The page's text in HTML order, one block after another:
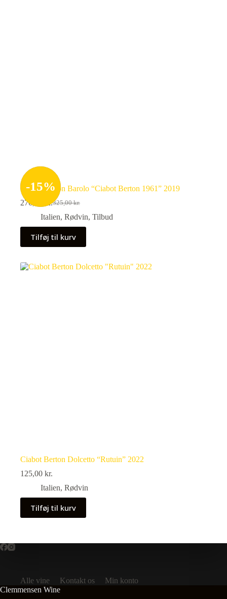
-15%
Ciabot Berton Barolo “Ciabot Berton 1961” 2019
325,00kr.
Den
oprindelige
pris
var:
276,25 kr.
Den
aktuelle
pris
er:
Italien, Rødvin, Tilbud
Tilføj til kurv
Ciabot Berton Dolcetto “Rutuin” 2022
125,00 kr.
Italien, Rødvin
Tilføj til kurv
Alle vine Kontakt os
Min konto
Clemmensen Wine